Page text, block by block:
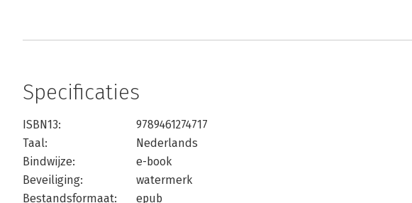
Specificaties
ISBN13:
9789461274717
Taal:
Nederlands
Bindwijze:
e-book
Beveiliging:
watermerk
Bestandsformaat:
epub